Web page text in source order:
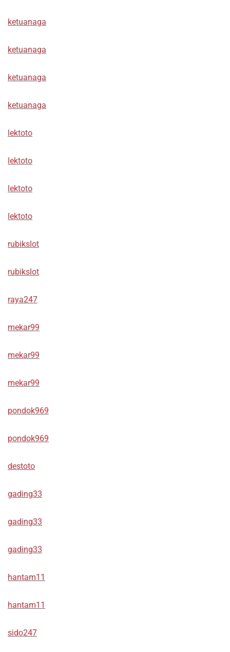
ketuanaga
ketuanaga
ketuanaga
ketuanaga
lektoto
lektoto
lektoto
lektoto
rubikslot
rubikslot
raya247
mekar99
mekar99
mekar99
pondok969
pondok969
destoto
gading33
gading33
gading33
hantam11
hantam11
sido247